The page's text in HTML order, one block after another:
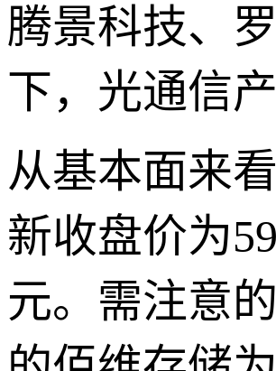
腾景科技、
下，光通信
从基本面来
新收盘价为
元。需注意